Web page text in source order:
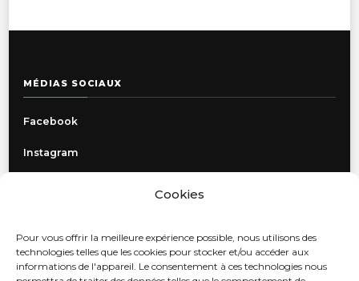
Cookies
Pour vous offrir la meilleure expérience possible, nous utilisons des
technologies telles que les cookies pour stocker et/ou accéder aux
informations de l'appareil. Le consentement à ces technologies nous
MÉDIAS SOCIAUX
Facebook
Instagram
Politique de confidentialité
Livraison, retours et échanges